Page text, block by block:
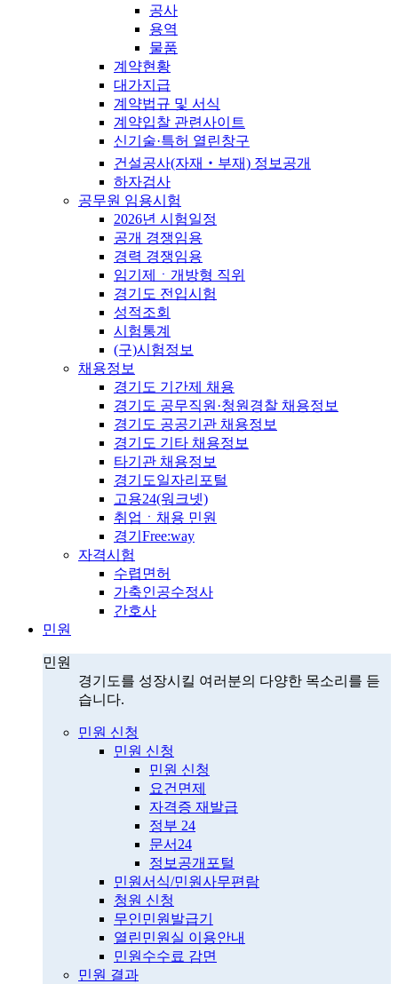
공사
용역
물품
계약현황
대가지급
계약법규 및 서식
계약입찰 관련사이트
신기술·특허 열린창구
건설공사(자재‧부재) 정보공개
하자검사
공무원 임용시험
2026년 시험일정
공개 경쟁임용
경력 경쟁임용
임기제ㆍ개방형 직위
경기도 전입시험
성적조회
시험통계
(구)시험정보
채용정보
경기도 기간제 채용
경기도 공무직원·청원경찰 채용정보
경기도 공공기관 채용정보
경기도 기타 채용정보
타기관 채용정보
경기도일자리포털
고용24(워크넷)
취업ㆍ채용 민원
경기Free:way
자격시험
수렵면허
가축인공수정사
간호사
민원
민원
경기도를 성장시킬 여러분의 다양한 목소리를 듣
습니다.
민원 신청
민원 신청
민원 신청
요건면제
자격증 재발급
정부 24
문서24
정보공개포털
민원서식/민원사무편람
청원 신청
무인민원발급기
열린민원실 이용안내
민원수수료 감면
민원 결과